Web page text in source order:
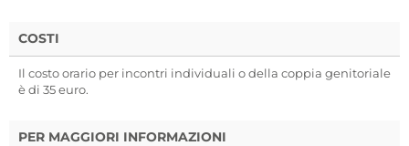
COSTI
Il costo orario per incontri individuali o della coppia genitoriale
è di 35 euro.
PER MAGGIORI INFORMAZIONI